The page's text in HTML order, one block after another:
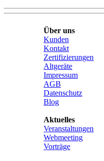
Über uns
Kunden
Kontakt
Zertifizierungen
Altgeräte
Impressum
AGB
Datenschutz
Blog
Aktuelles
Veranstaltungen
Webmeeting
Vorträge